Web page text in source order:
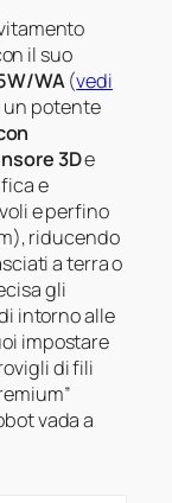
il suo
WA(vedi
un potente
3De
e
e perfino
riducendo
a terra o
gli
intorno alle
impostare
di fili
vada a